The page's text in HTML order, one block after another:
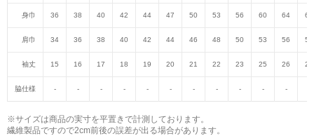
身巾 36 38 40 42 44 47 50 53 56 60 64 68
肩巾 34 36 38 40 42 44 46 48 50 53 56 59
袖丈 15 16 17 18 19 20 21 22 23 25 26 27
脇仕様 - - - - - - - - - - -
※サイズは商品の実寸を平置きで計測しております。
繊維製品ですので2cm前後の誤差が出る場合があります。